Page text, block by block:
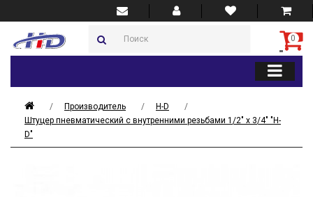
0
Производитель
H-D
Штуцер пневматический с внутренними резьбами 1/2" х 3/4" "H-
D"